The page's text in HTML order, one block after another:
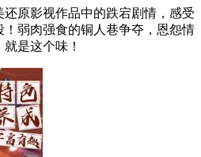
原影视作品中的跌宕剧情，感受
弱肉强食的铜人巷争夺，恩怨情
是这个味！